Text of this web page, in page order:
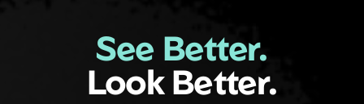
See Better.
Look Better.